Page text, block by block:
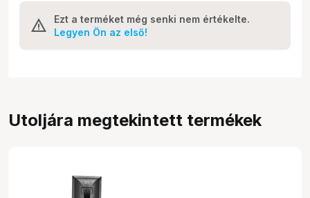
Ezt a terméket még senki nem értékelte.
Legyen Ön az első!
Utoljára megtekintett termékek